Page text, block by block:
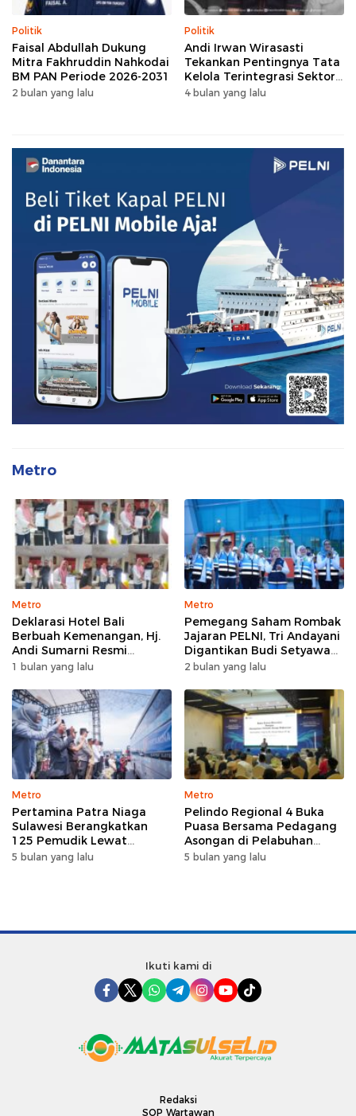
Politik
Faisal Abdullah Dukung
Mitra Fakhruddin Nahkodai
BM PAN Periode 2026-2031
2 bulan yang lalu
Politik
Andi Irwan Wirasasti
Tekankan Pentingnya Tata
Kelola Terintegrasi Sektor
Peternakan Sulsel
4 bulan yang lalu
Metro
Metro
Deklarasi Hotel Bali
Berbuah Kemenangan, Hj.
Andi Sumarni Resmi
Nahkodai DPW FK PKBM
1 bulan yang lalu
Metro
Pemegang Saham Rombak
Jajaran PELNI, Tri Andayani
Digantikan Budi Setyawan
Wijaya sebagai Dirut
2 bulan yang lalu
Metro
Pertamina Patra Niaga
Sulawesi Berangkatkan
125 Pemudik Lewat
Program Mudik Gratis
5 bulan yang lalu
Metro
Pelindo Regional 4 Buka
Puasa Bersama Pedagang
Asongan di Pelabuhan
Makassar, Perkuat
5 bulan yang lalu
Ikuti kami di
Redaksi
SOP Wartawan